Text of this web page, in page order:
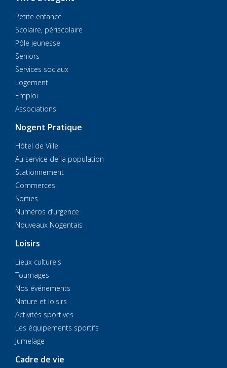
Petite enfance
Scolaire, périscolaire
Pôle jeunesse
Seniors
Services sociaux
Logement
Emploi
Associations
Nogent Pratique
Hôtel de Ville
Au service de la population
Stationnement
Commerces
Sorties
Numéros d’urgence
Nouveaux Nogentais
Loisirs
Lieux culturels
Tournages
Nos événements
Nature et loisirs
Activités sportives
Les équipements sportifs
Jumelage
Cadre de vie